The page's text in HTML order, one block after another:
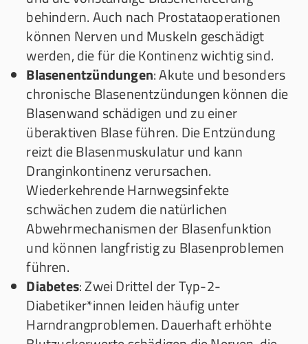
behindern. Auch nach Prostataoperationen
können Nerven und Muskeln geschädigt
werden, die für die Kontinenz wichtig sind.
Blasenentzündungen: Akute und besonders
chronische Blasenentzündungen können die
Blasenwand schädigen und zu einer
überaktiven Blase führen. Die Entzündung
reizt die Blasenmuskulatur und kann
Dranginkontinenz verursachen.
Wiederkehrende Harnwegsinfekte
schwächen zudem die natürlichen
Abwehrmechanismen der Blasenfunktion
und können langfristig zu Blasenproblemen
führen.
Diabetes: Zwei Drittel der Typ-2-
Diabetiker*innen leiden häufig unter
Harndrangproblemen. Dauerhaft erhöhte